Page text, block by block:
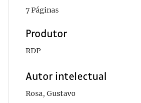
7 Páginas
Produtor
RDP
Autor intelectual
Rosa, Gustavo